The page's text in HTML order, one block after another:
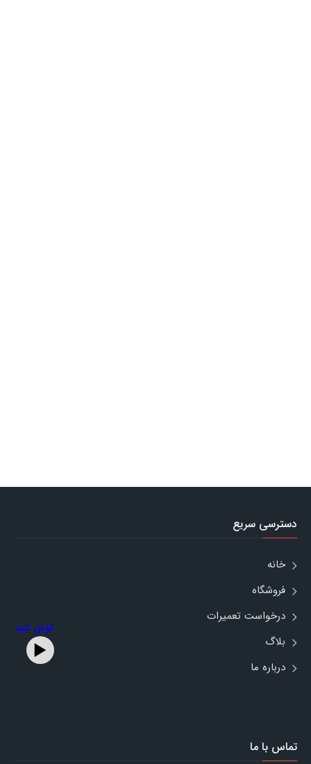
دسترسی سریع
خانه
فروشگاه
درخواست تعمیرات
بلاگ
درباره ما
گوش کنید
تماس با ما